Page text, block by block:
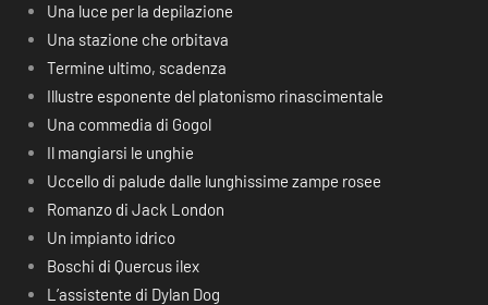
Una luce per la depilazione
Una stazione che orbitava
Termine ultimo, scadenza
Illustre esponente del platonismo rinascimentale
Una commedia di Gogol
Il mangiarsi le unghie
Uccello di palude dalle lunghissime zampe rosee
Romanzo di Jack London
Un impianto idrico
Boschi di Quercus ilex
L’assistente di Dylan Dog